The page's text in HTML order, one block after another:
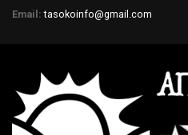
Email: tasokoinfo@gmail.com